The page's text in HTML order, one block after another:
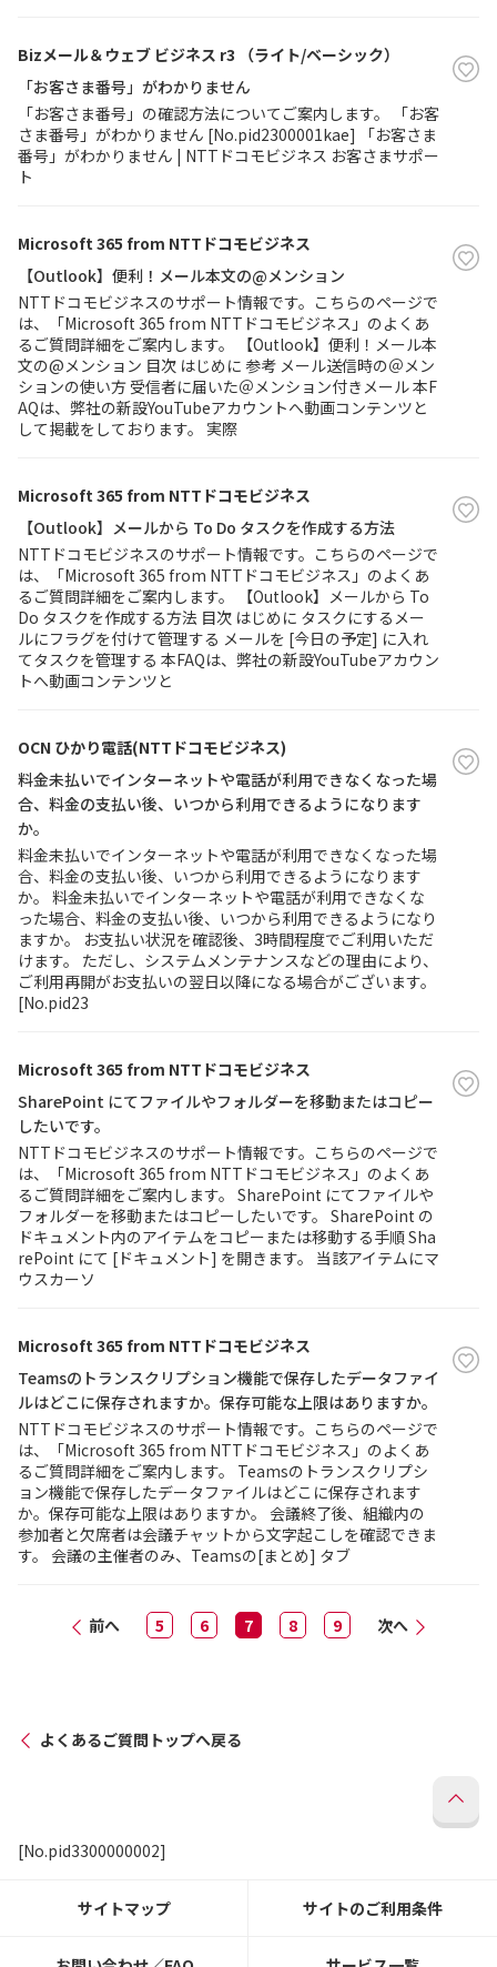
Bizメール＆ウェブ ビジネス r3 （ライト/ベーシック）
「お客さま番号」がわかりません
「お客さま番号」の確認方法についてご案内します。 「お客
さま番号」がわかりません [No.pid2300001kae] 「お客さま
番号」がわかりません | NTTドコモビジネス お客さまサポー
ト
Microsoft 365 from NTTドコモビジネス
【Outlook】便利！メール本文の@メンション
NTTドコモビジネスのサポート情報です。こちらのページで
は、「Microsoft 365 from NTTドコモビジネス」のよくあ
るご質問詳細をご案内します。 【Outlook】便利！メール本
文の@メンション 目次 はじめに 参考 メール送信時の＠メン
ションの使い方 受信者に届いた＠メンション付きメール 本F
AQは、弊社の新設YouTubeアカウントへ動画コンテンツと
して掲載をしております。 実際
Microsoft 365 from NTTドコモビジネス
【Outlook】メールから To Do タスクを作成する方法
NTTドコモビジネスのサポート情報です。こちらのページで
は、「Microsoft 365 from NTTドコモビジネス」のよくあ
るご質問詳細をご案内します。 【Outlook】メールから To
Do タスクを作成する方法 目次 はじめに タスクにするメー
ルにフラグを付けて管理する メールを [今日の予定] に入れ
てタスクを管理する 本FAQは、弊社の新設YouTubeアカウン
トへ動画コンテンツと
OCN ひかり電話(NTTドコモビジネス)
料金未払いでインターネットや電話が利用できなくなった場
合、料金の支払い後、いつから利用できるようになります
か。
料金未払いでインターネットや電話が利用できなくなった場
合、料金の支払い後、いつから利用できるようになります
か。 料金未払いでインターネットや電話が利用できなくな
った場合、料金の支払い後、いつから利用できるようになり
ますか。 お支払い状況を確認後、3時間程度でご利用いただ
けます。 ただし、システムメンテナンスなどの理由により、
ご利用再開がお支払いの翌日以降になる場合がございます。
[No.pid23
Microsoft 365 from NTTドコモビジネス
SharePoint にてファイルやフォルダーを移動またはコピー
したいです。
NTTドコモビジネスのサポート情報です。こちらのページで
は、「Microsoft 365 from NTTドコモビジネス」のよくあ
るご質問詳細をご案内します。 SharePoint にてファイルや
フォルダーを移動またはコピーしたいです。 SharePoint の
ドキュメント内のアイテムをコピーまたは移動する手順 Sha
rePoint にて [ドキュメント] を開きます。 当該アイテムにマ
ウスカーソ
Microsoft 365 from NTTドコモビジネス
Teamsのトランスクリプション機能で保存したデータファイ
ルはどこに保存されますか。保存可能な上限はありますか。
NTTドコモビジネスのサポート情報です。こちらのページで
は、「Microsoft 365 from NTTドコモビジネス」のよくあ
るご質問詳細をご案内します。 Teamsのトランスクリプシ
ョン機能で保存したデータファイルはどこに保存されます
か。保存可能な上限はありますか。 会議終了後、組織内の
参加者と欠席者は会議チャットから文字起こしを確認できま
す。 会議の主催者のみ、Teamsの[まとめ] タブ
前へ 5 6 7 8 9 次へ
よくあるご質問トップへ戻る
[No.pid3300000002]
サイトマップ サイトのご利用条件